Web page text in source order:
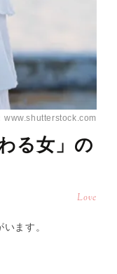
www.shutterstock.com
る女」の
Love
ます。